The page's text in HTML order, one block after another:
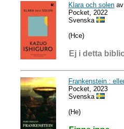
Klara och solen
Pocket, 2022
Svenska
(Hce)
Ej i detta
Frankenstein :
Pocket, 2023
Svenska
(He)